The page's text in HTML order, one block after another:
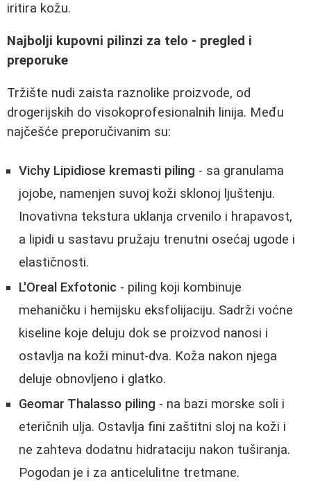
iritira kožu.
Najbolji kupovni pilinzi za telo - pregled i
preporuke
Tržište nudi zaista raznolike proizvode, od
drogerijskih do visokoprofesionalnih linija. Među
najčešće preporučivanim su:
Vichy Lipidiose kremasti piling - sa granulama
jojobe, namenjen suvoj koži sklonoj ljuštenju.
Inovativna tekstura uklanja crvenilo i hrapavost,
a lipidi u sastavu pružaju trenutni osećaj ugode i
elastičnosti.
L'Oreal Exfotonic - piling koji kombinuje
mehaničku i hemijsku eksfolijaciju. Sadrži voćne
kiseline koje deluju dok se proizvod nanosi i
ostavlja na koži minut-dva. Koža nakon njega
deluje obnovljeno i glatko.
Geomar Thalasso piling - na bazi morske soli i
eteričnih ulja. Ostavlja fini zaštitni sloj na koži i
ne zahteva dodatnu hidrataciju nakon tuširanja.
Pogodan je i za anticelulitne tretmane.